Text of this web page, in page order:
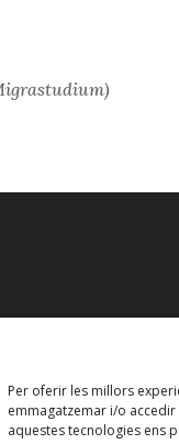
Per oferir les millors
emmagatzemar i/o
aquestes tecnologies ens